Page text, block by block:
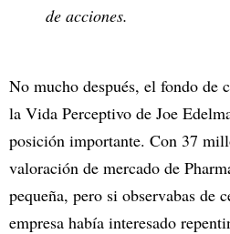
de acciones.
No mucho después, el fondo de
la Vida Perceptivo de Joe
posición importante. Con 37
valoración de mercado de
pequeña, pero si observabas de
empresa había interesado